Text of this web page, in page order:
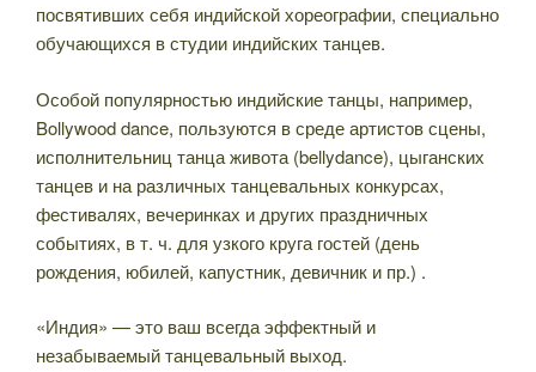
посвятивших себя индийской хореографии, специально
обучающихся в студии индийских танцев.
Особой популярностью индийские танцы, например,
Bollywood dance, пользуются в среде артистов сцены,
исполнительниц танца живота (bellydance), цыганских
танцев и на различных танцевальных конкурсах,
фестивалях, вечеринках и других праздничных
событиях, в т. ч. для узкого круга гостей (день
рождения, юбилей, капустник, девичник и пр.) .
«Индия» — это ваш всегда эффектный и
незабываемый танцевальный выход.